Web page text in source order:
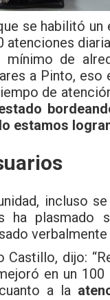
se habilitó
atenciones
de
a Pinto, eso
de
estamos
incluso
ha
Castillo, dijo:
en un
a la